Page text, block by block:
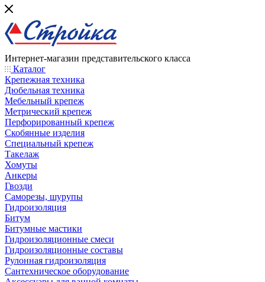
Интернет-магазин представительского класса
Каталог
Крепежная техника
Дюбельная техника
Мебельный крепеж
Метрический крепеж
Перфорированный крепеж
Скобянные изделия
Специальный крепеж
Такелаж
Хомуты
Анкеры
Гвозди
Саморезы, шурупы
Гидроизоляция
Битум
Битумные мастики
Гидроизоляционные смеси
Гидроизоляционные составы
Рулонная гидроизоляция
Сантехническое оборудование